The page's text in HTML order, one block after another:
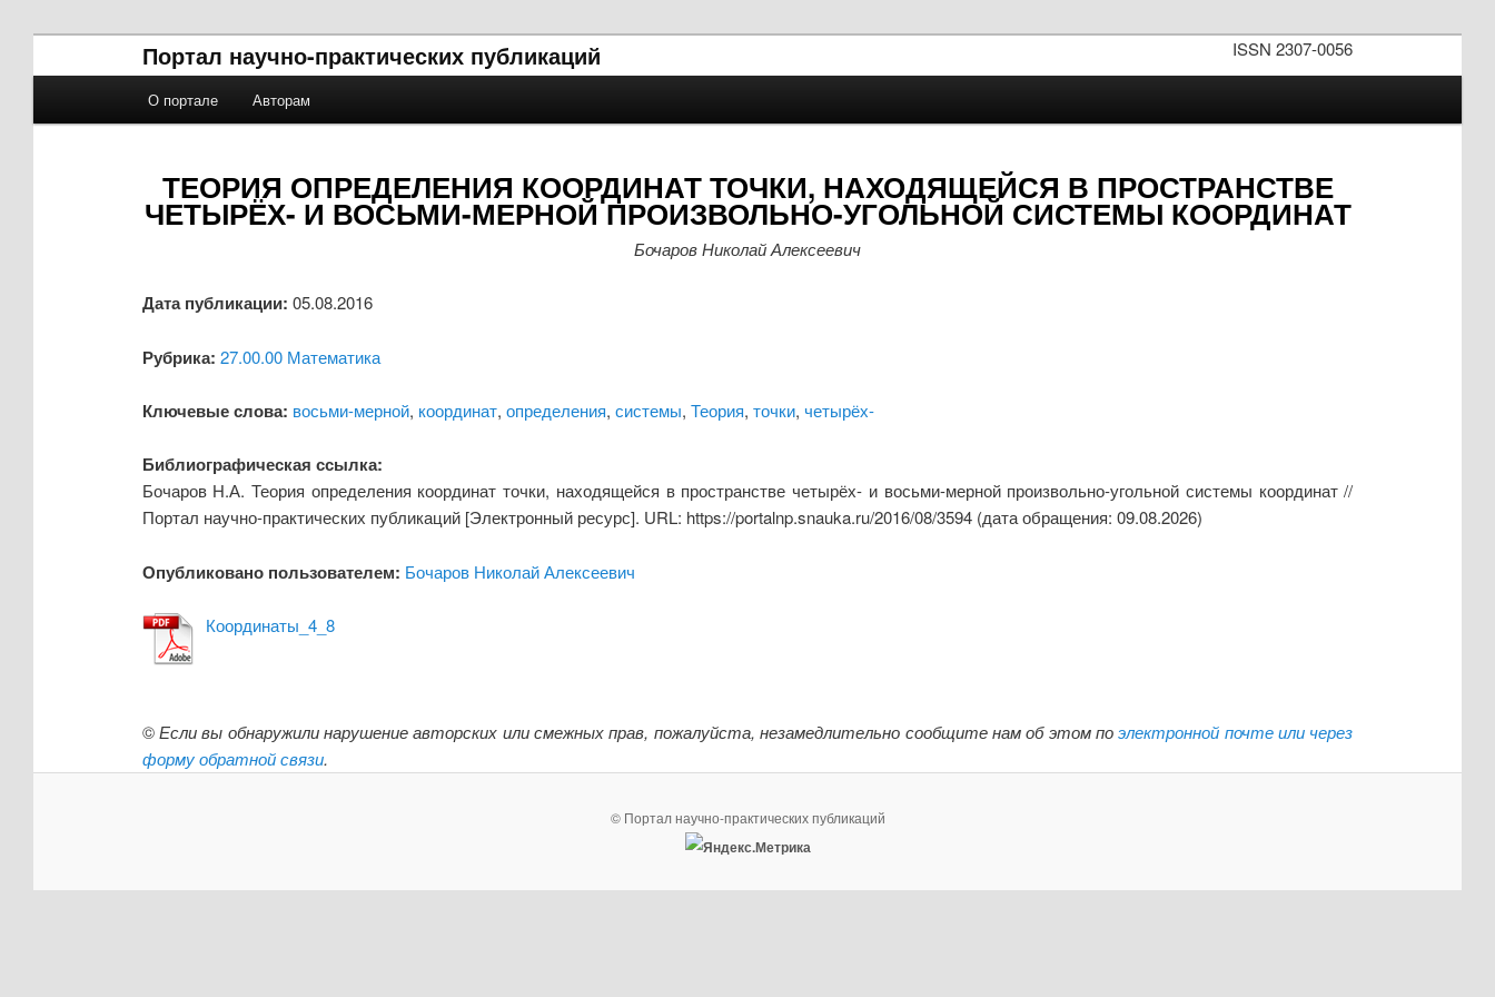
Портал научно-практических публикаций
ISSN 2307-0056
Перейти к основному содержимому
Перейти к дополнительному содержимому
О портале Авторам
ТЕОРИЯ ОПРЕДЕЛЕНИЯ КООРДИНАТ ТОЧКИ, НАХОДЯЩЕЙСЯ В ПРОСТРАНСТВЕ
ЧЕТЫРЁХ- И ВОСЬМИ-МЕРНОЙ ПРОИЗВОЛЬНО-УГОЛЬНОЙ СИСТЕМЫ КООРДИНАТ
Бочаров Николай Алексеевич
Дата публикации: 05.08.2016
Рубрика: 27.00.00 Математика
Ключевые слова: восьми-мерной, координат, определения, системы, Теория, точки, четырёх-
Библиографическая ссылка:
Бочаров Н.А. Теория определения координат точки, находящейся в пространстве четырёх- и восьми-мерной произвольно-угольной системы координат //
Портал научно-практических публикаций [Электронный ресурс]. URL: https://portalnp.snauka.ru/2016/08/3594 (дата обращения: 09.08.2026)
Опубликовано пользователем: Бочаров Николай Алексеевич
Координаты_4_8
©Если вы обнаружили нарушение авторских или смежных прав, пожалуйста, незамедлительно сообщите нам об этом поэлектронной почте или через
форму обратной связи.
© Портал научно-практических публикаций